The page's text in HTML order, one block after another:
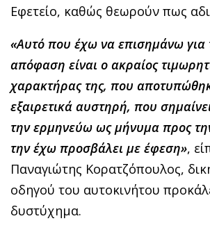
Eφετείο, καθώς θεωρούν πως
«Αυτό που έχω να επισημάνω για
απόφαση είναι ο ακραίος
χαρακτήρας της, που
εξαιρετικά αυστηρή, που
την ερμηνεύω ως μήνυμα προς
την έχω προσβάλει με έφεση»,
Παναγιώτης Κορατζόπουλος,
οδηγού του αυτοκινήτου
δυστύχημα.